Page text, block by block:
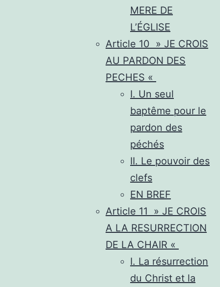
MERE DE
L’ÉGLISE
Article 10 » JE CROIS
AU PARDON DES
PECHES «
I. Un seul
baptême pour le
pardon des
péchés
II. Le pouvoir des
clefs
EN BREF
Article 11 » JE CROIS
A LA RESURRECTION
DE LA CHAIR «
I. La résurrection
du Christ et la